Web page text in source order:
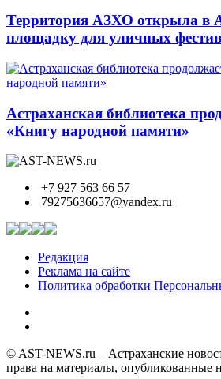
Территория АЗХО открыла в
площадку для уличных
Астраханская библиотека
«Книгу народной памяти»
+7 927 563 66 57
79275636657@yandex.ru
Редакция
Реклама на сайте
Политика обработки
© AST-NEWS.ru – Астраханские
права на материалы, опубликованные